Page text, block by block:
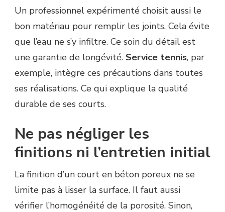
Un professionnel expérimenté choisit aussi le
bon matériau pour remplir les joints. Cela évite
que l’eau ne s’y infiltre. Ce soin du détail est
une garantie de longévité. Service tennis, par
exemple, intègre ces précautions dans toutes
ses réalisations. Ce qui explique la qualité
durable de ses courts.
Ne pas négliger les
finitions ni l’entretien initial
La finition d’un court en béton poreux ne se
limite pas à lisser la surface. Il faut aussi
vérifier l’homogénéité de la porosité. Sinon,